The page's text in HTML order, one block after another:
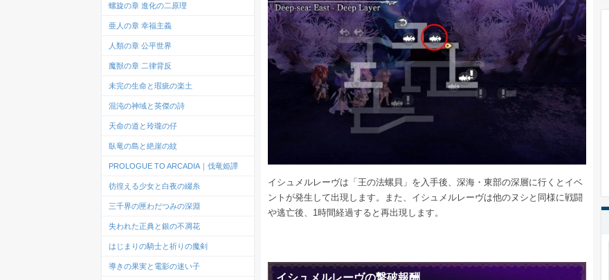
イシュメルレーヴは「王の法螺貝」を入手後、深海・東部の深層に行くとイベ
ントが発生して出現します。また、イシュメルレーヴは他のヌシと同様に戦闘
や逃亡後、1時間経過すると再出現します。
螺旋の章 進化の二原理
亜人の章 幸福主義
人類の章 公平世界
魔獣の章 二律背反
未完の生命と瑕疵の楽土
混沌の神域と英傑の詩
天命の道と玲瓏の仔
臥竜の島と絶崖の紋
PROLOGUE TO ARCADIA｜伐竜姫譚
彷徨える少女と白夜の綴糸
三千界の匣わだつみの深淵
失われた正典と銀の不凋花
はじまりの騎士と祈りの魔剣
導きの果実と電影の迷い子